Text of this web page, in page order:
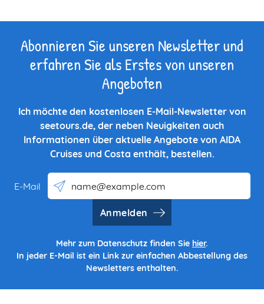
Abonnieren Sie unseren Newsletter und
erfahren Sie als Erstes von unseren
Angeboten
Ich möchte den kostenlosen E-Mail-Newsletter von
seetours.de, der neben Neuigkeiten auch
Informationen über aktuelle Angebote von AIDA
Cruises und Costa enthält, bestellen.
E-Mail
Anmelden
Mehr zum Datenschutz finden Sie hier.
In jeder E-Mail ist ein Link zur einfachen Abbestellung des
Newsletters enthalten.